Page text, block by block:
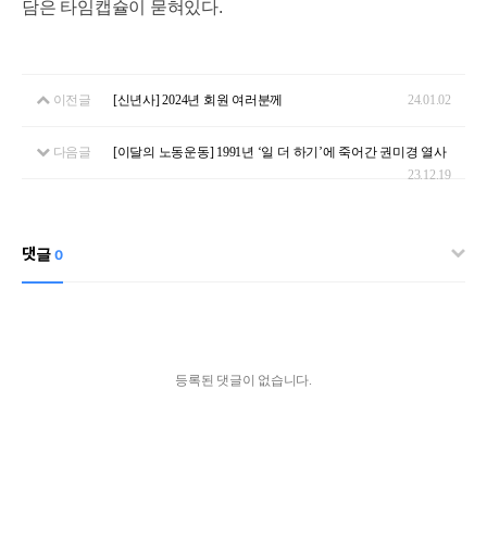
담은 타임캡슐이 묻혀있다.
이전글 [신년사] 2024년 회원 여러분께 24.01.02
다음글
[이달의 노동운동] 1991년 ‘일 더 하기’에 죽어간 권미경 열사
23.12.19
댓글 0
등록된 댓글이 없습니다.